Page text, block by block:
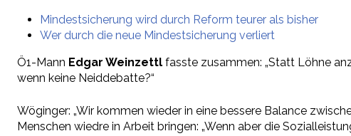
Mindestsicherung wird durch Reform teurer als bisher
Wer durch die neue Mindestsicherung verliert
Ö1-Mann Edgar Weinzettl fasste zusammen: „Statt Löhne
wenn keine Neiddebatte?“
Wöginger: „Wir kommen wieder in eine bessere Balance
Menschen wiedre in Arbeit bringen: „Wenn aber die